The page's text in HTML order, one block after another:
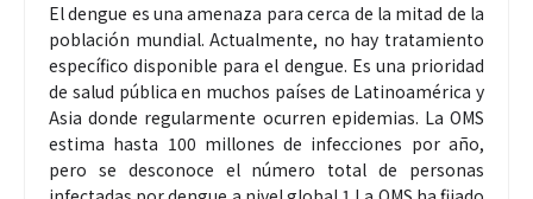
El dengue es una amenaza para cerca de la mitad de la
población mundial. Actualmente, no hay tratamiento
específico disponible para el dengue. Es una prioridad
de salud pública en muchos países de Latinoamérica y
Asia donde regularmente ocurren epidemias. La OMS
estima hasta 100 millones de infecciones por año,
pero se desconoce el número total de personas